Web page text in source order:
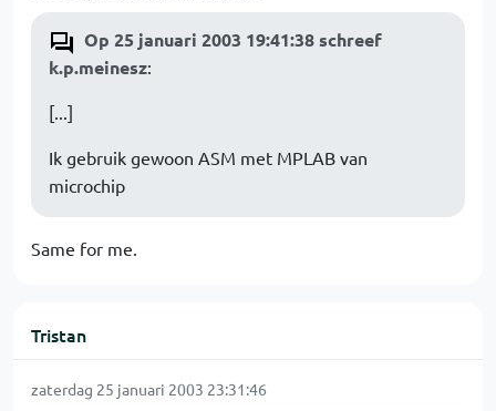
Op 25 januari 2003 19:41:38 schreef
k.p.meinesz:
[...]
Ik gebruik gewoon ASM met MPLAB van
microchip
Same for me.
Tristan
zaterdag 25 januari 2003 23:31:46